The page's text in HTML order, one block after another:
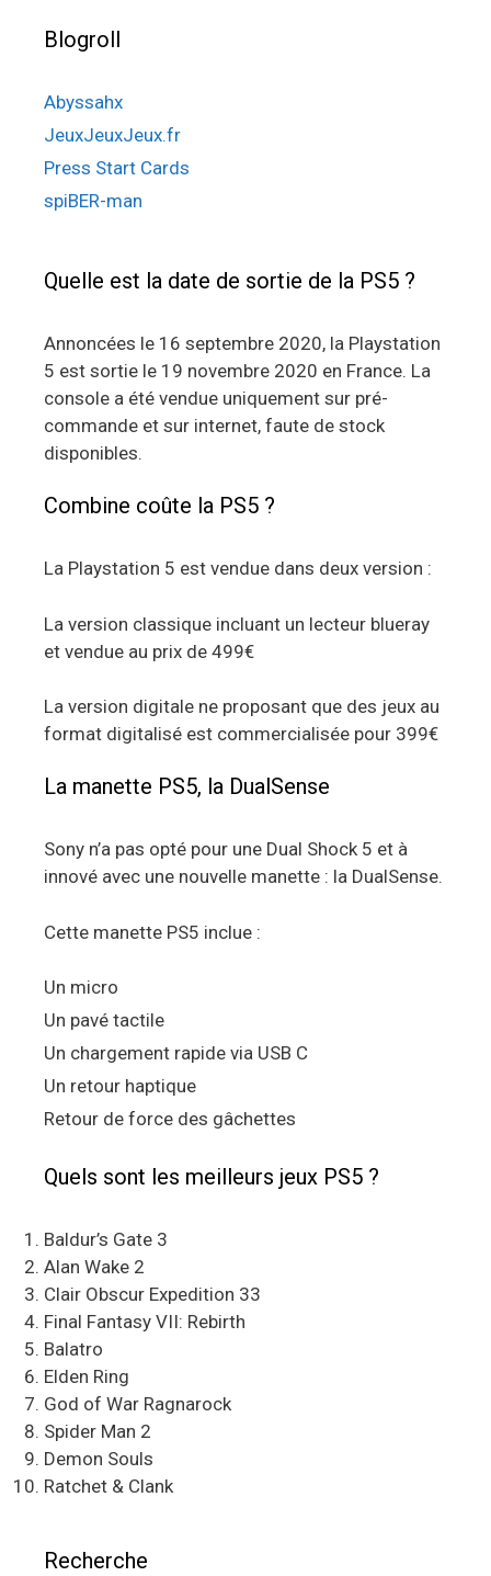
Blogroll
Abyssahx
JeuxJeuxJeux.fr
Press Start Cards
spiBER-man
Quelle est la date de sortie de la PS5 ?
Annoncées le 16 septembre 2020, la Playstation
5 est sortie le 19 novembre 2020 en France. La
console a été vendue uniquement sur pré-
commande et sur internet, faute de stock
disponibles.
Combine coûte la PS5 ?
La Playstation 5 est vendue dans deux version :
La version classique incluant un lecteur blueray
et vendue au prix de 499€
La version digitale ne proposant que des jeux au
format digitalisé est commercialisée pour 399€
La manette PS5, la DualSense
Sony n’a pas opté pour une Dual Shock 5 et à
innové avec une nouvelle manette : la DualSense.
Cette manette PS5 inclue :
Un micro
Un pavé tactile
Un chargement rapide via USB C
Un retour haptique
Retour de force des gâchettes
Quels sont les meilleurs jeux PS5 ?
Baldur’s Gate 3
Alan Wake 2
Clair Obscur Expedition 33
Final Fantasy VII: Rebirth
Balatro
Elden Ring
God of War Ragnarock
Spider Man 2
Demon Souls
Ratchet & Clank
Recherche